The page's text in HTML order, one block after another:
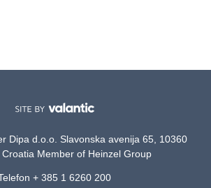
Dipa d.o.o. Slavonska avenija 65, 10360
Croatia Member of Heinzel Group
+ 385 1 6260 200